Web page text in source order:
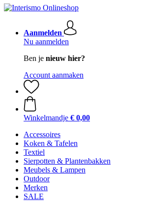
Aanmelden
Nu aanmelden
Ben je nieuw hier?
Account aanmaken
Winkelmandje € 0,00
Accessoires
Koken & Tafelen
Textiel
Sierpotten & Plantenbakken
Meubels & Lampen
Outdoor
Merken
SALE